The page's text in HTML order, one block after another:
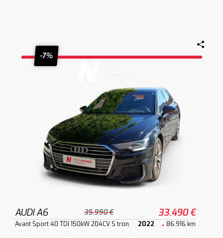
-7%
AUDI A6 35.990 € 33.490 €
Avant Sport 40 TDI 150kW 204CV S tron. 2022 86.916 km